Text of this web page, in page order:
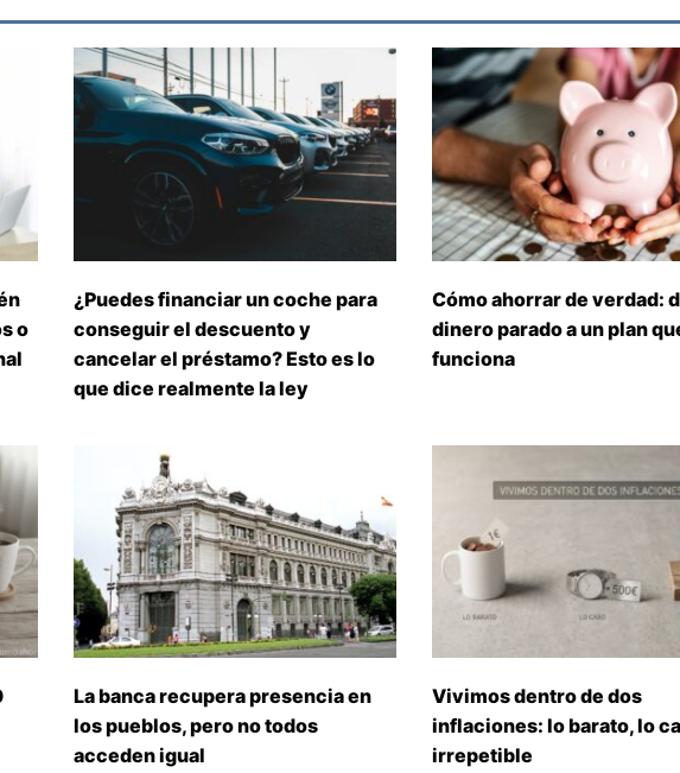
o
¿Puedes financiar un coche para
conseguir el descuento y
cancelar el préstamo? Esto es lo
que dice realmente la ley
Cómo ahorrar de verdad:
dinero parado a un plan
funciona
La banca recupera presencia en
los pueblos, pero no todos
acceden igual
Vivimos dentro de dos
inflaciones: lo barato, lo
irrepetible